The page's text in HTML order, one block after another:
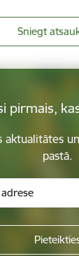
Sniegt
pirmais,
aktualitātes
pastā.